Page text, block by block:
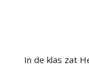
In de klas zat